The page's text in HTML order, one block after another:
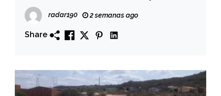
Milena, em Monte Horebe
radar190 2 semanas ago
Share